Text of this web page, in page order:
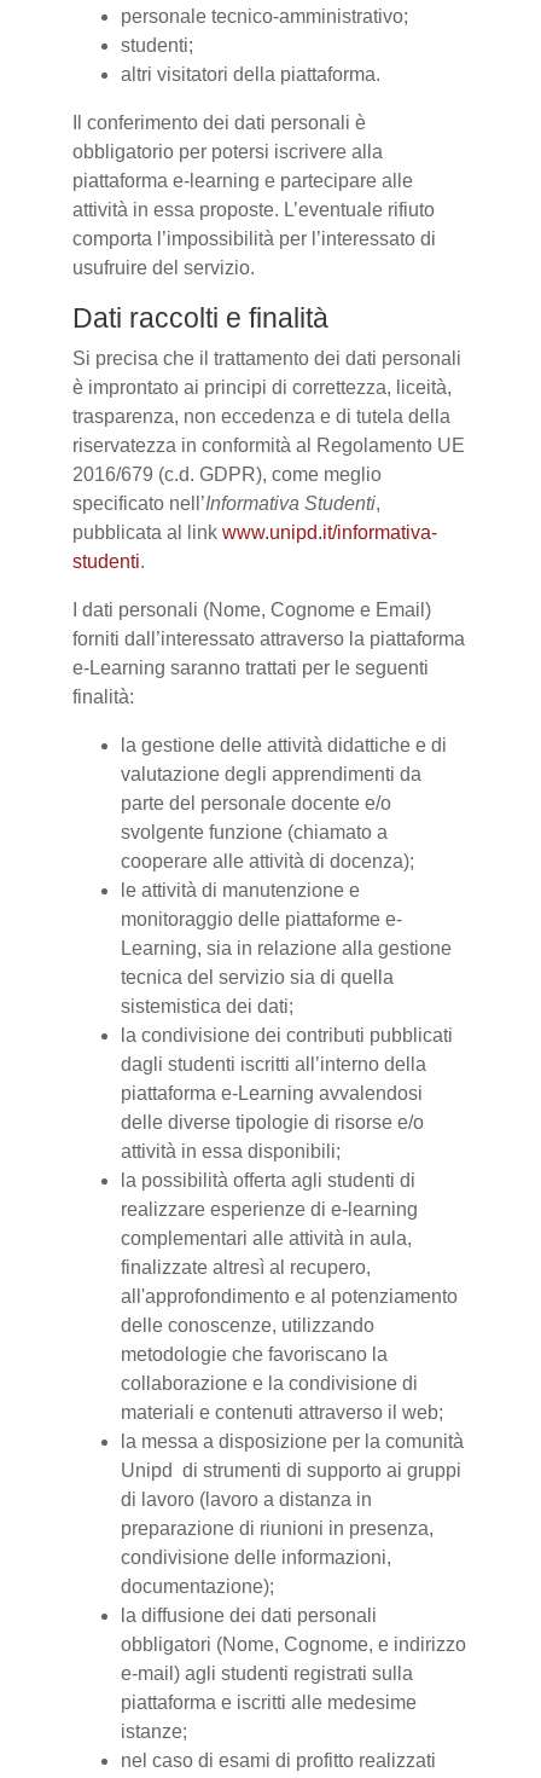
personale tecnico-amministrativo;
studenti;
altri visitatori della piattaforma.
Il conferimento dei dati personali è
obbligatorio per potersi iscrivere alla
piattaforma e-learning e partecipare alle
attività in essa proposte. L’eventuale rifiuto
comporta l’impossibilità per l’interessato di
usufruire del servizio.
Dati raccolti e finalità
Si precisa che il trattamento dei dati personali
è improntato ai principi di correttezza, liceità,
trasparenza, non eccedenza e di tutela della
riservatezza in conformità al Regolamento UE
2016/679 (c.d. GDPR), come meglio
specificato nell’Informativa Studenti,
pubblicata al link www.unipd.it/informativa-
studenti.
I dati personali (Nome, Cognome e Email)
forniti dall’interessato attraverso la piattaforma
e-Learning saranno trattati per le seguenti
finalità:
la gestione delle attività didattiche e di
valutazione degli apprendimenti da
parte del personale docente e/o
svolgente funzione (chiamato a
cooperare alle attività di docenza);
le attività di manutenzione e
monitoraggio delle piattaforme e-
Learning, sia in relazione alla gestione
tecnica del servizio sia di quella
sistemistica dei dati;
la condivisione dei contributi pubblicati
dagli studenti iscritti all’interno della
piattaforma e-Learning avvalendosi
delle diverse tipologie di risorse e/o
attività in essa disponibili;
la possibilità offerta agli studenti di
realizzare esperienze di e-learning
complementari alle attività in aula,
finalizzate altresì al recupero,
all'approfondimento e al potenziamento
delle conoscenze, utilizzando
metodologie che favoriscano la
collaborazione e la condivisione di
materiali e contenuti attraverso il web;
la messa a disposizione per la comunità
Unipd di strumenti di supporto ai gruppi
di lavoro (lavoro a distanza in
preparazione di riunioni in presenza,
condivisione delle informazioni,
documentazione);
la diffusione dei dati personali
obbligatori (Nome, Cognome, e indirizzo
e-mail) agli studenti registrati sulla
piattaforma e iscritti alle medesime
istanze;
nel caso di esami di profitto realizzati